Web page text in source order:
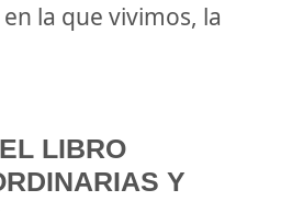
la que vivimos, la
LIBRO
Y